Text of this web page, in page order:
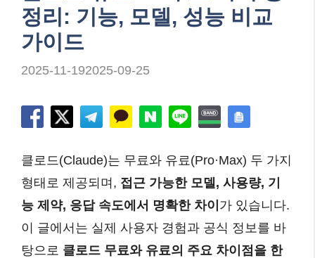
정리: 기능, 모델, 성능 비교
가이드
2025-11-192025-09-25
클로드(Claude)는 무료와 유료(Pro·Max) 두 가지
형태로 제공되며, 접근 가능한 모델, 사용량, 기
능 제약, 응답 속도에서 명확한 차이 가 있습니다.
이 글에서는 실제 사용자 경험과 공식 정보를 바
탕으로 클로드 무료와 유료의 주요 차이점을 한